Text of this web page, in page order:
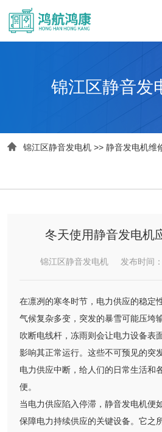
锦江区静音发
 锦江区静音发电机 >> 静音发电机维
冬天使用静音发电机
锦江区静音发电机 发布时间
在凛冽的寒冬时节，电力供应的稳定
气候复杂多变，突发的暴雪可能压垮
吹断电线杆，冻雨则会让电力设备表
影响其正常运行。这些不可预见的突
电力供应中断，给人们的日常生活和
便。
当电力供应陷入停滞，静音发电机便
保障电力持续供应的关键设备。它之